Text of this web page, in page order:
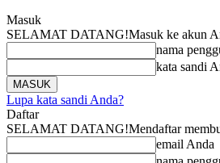
Masuk
SELAMAT DATANG!Masuk ke akun
nama
kata sandi
Lupa kata sandi Anda?
Daftar
SELAMAT DATANG!Mendaftar
email Anda